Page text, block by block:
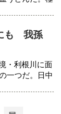
も 我孫
・利根川に面
一つだ。日中